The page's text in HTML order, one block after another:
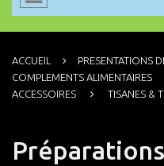
ACCUEIL PRESENTATIONS
COMPLEMENTS ALIMENTAIRES
ACCESSOIRES
TISANES &